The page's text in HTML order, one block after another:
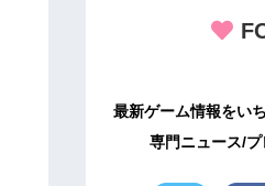
最新ゲーム情報をい
専門ニュース/